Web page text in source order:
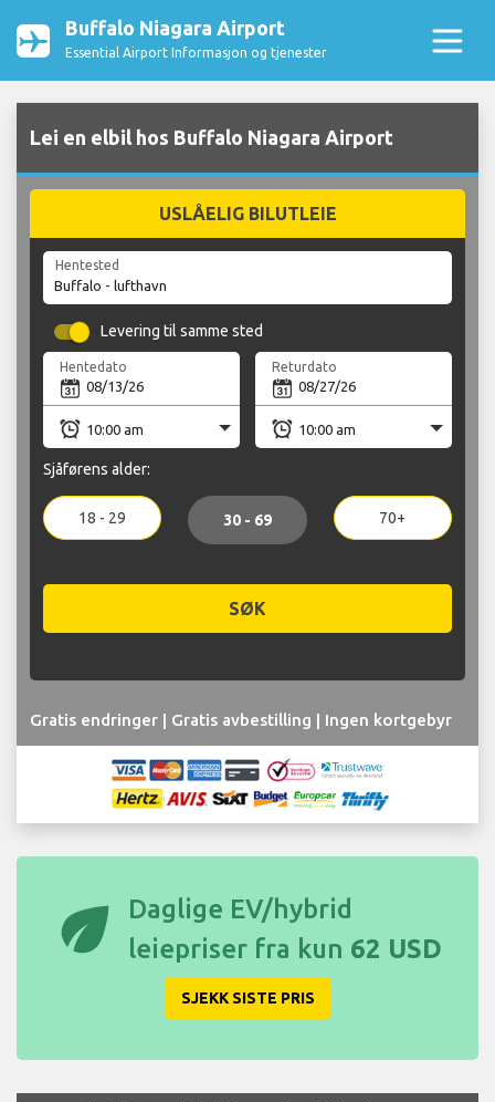
Buffalo Niagara Airport
Essential Airport Informasjon og tjenester
Lei en elbil hos Buffalo Niagara Airport
USLÅELIG BILUTLEIE
Hentested
Levering til samme sted
Hentedato Returdato
Sjåførens alder:
18 - 29 30 - 69 70+
SØK
Gratis endringer | Gratis avbestilling | Ingen kortgebyr
eco
Daglige EV/hybrid
leiepriser fra kun 62 USD
SJEKK SISTE PRIS